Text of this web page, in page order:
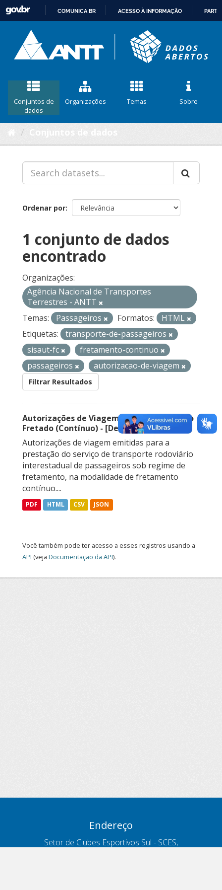
CONTEÚDO
COMUNICA BR ACESSO À INFORMAÇÃO
Conjuntos de
dados
Organizações Temas Sobre
Ordenar por
1 conjunto de dados
encontrado
Organizações:
Agência Nacional de Transportes
Terrestres - ANTT
Temas:
Passageiros Formatos:
HTML
Etiquetas:
transporte-de-passageiros
sisaut-fc
fretamento-continuo
passageiros
autorizacao-de-viagem
Filtrar Resultados
Autorizações de Viagem Nacional – Serviço
Fretado (Contínuo) - [Descontinuado]
Autorizações de viagem emitidas para a
prestação do serviço de transporte rodoviário
interestadual de passageiros sob regime de
fretamento, na modalidade de fretamento
contínuo....
PDF HTML CSV JSON
Você também pode ter acesso a esses registros usando a
API (veja Documentação da API).
Endereço
Setor de Clubes Esportivos Sul - SCES,